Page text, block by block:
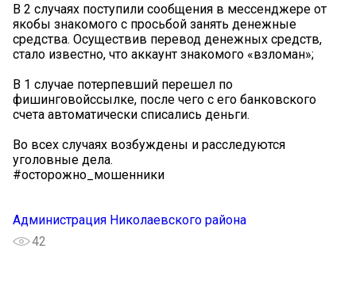
В 2 случаях поступили сообщения в мессенджере от
якобы знакомого с просьбой занять денежные
средства. Осуществив перевод денежных средств,
стало известно, что аккаунт знакомого «взломан»;
В 1 случае потерпевший перешел по
фишинговойссылке, после чего с его банковского
счета автоматически списались деньги.
Во всех случаях возбуждены и расследуются
уголовные дела.
#осторожно_мошенники
Администрация Николаевского района
42